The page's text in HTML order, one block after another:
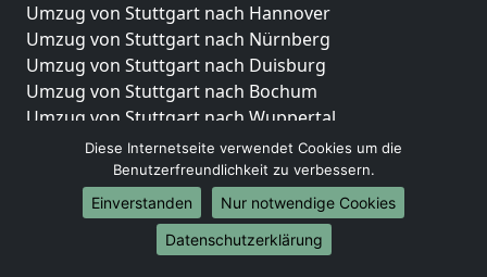
Umzug von Stuttgart nach Hannover
Umzug von Stuttgart nach Nürnberg
Umzug von Stuttgart nach Duisburg
Umzug von Stuttgart nach Bochum
Umzug von Stuttgart nach Wuppertal
Umzug von Stuttgart nach Bielefeld
Umzug von Stuttgart nach Bonn
Umzug von Stuttgart nach Münster
Internationale-Umzüge
Diese Internetseite verwendet Cookies um die
Benutzerfreundlichkeit zu verbessern.
Einverstanden
Nur notwendige Cookies
Datenschutzerklärung